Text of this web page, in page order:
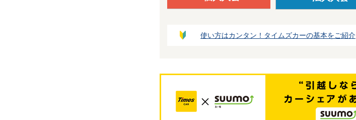
使い方はカンタン！タイムズカーの基本をご紹介